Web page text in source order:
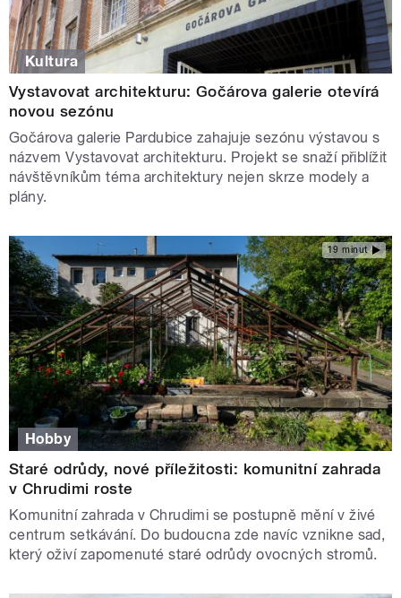
Kultura
Vystavovat architekturu: Gočárova galerie otevírá
novou sezónu
Gočárova galerie Pardubice zahajuje sezónu výstavou s
názvem Vystavovat architekturu. Projekt se snaží přiblížit
návštěvníkům téma architektury nejen skrze modely a
plány.
19 minut
Hobby
Staré odrůdy, nové příležitosti: komunitní zahrada
v Chrudimi roste
Komunitní zahrada v Chrudimi se postupně mění v živé
centrum setkávání. Do budoucna zde navíc vznikne sad,
který oživí zapomenuté staré odrůdy ovocných stromů.